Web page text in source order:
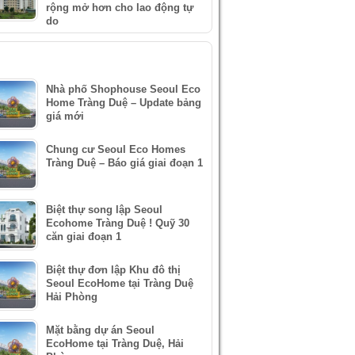
rộng mở hơn cho lao động tự
do
Nhà phố Shophouse Seoul Eco
Home Tràng Duệ – Update bảng
giá mới
Chung cư Seoul Eco Homes
Tràng Duệ – Báo giá giai đoạn 1
Biệt thự song lập Seoul
Ecohome Tràng Duệ ! Quỹ 30
căn giai đoạn 1
Biệt thự đơn lập Khu đô thị
Seoul EcoHome tại Tràng Duệ
Hải Phòng
Mặt bằng dự án Seoul
EcoHome tại Tràng Duệ, Hải